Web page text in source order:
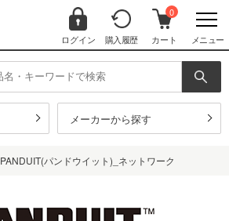
ログイン 購入履歴
0
カート メニュー
メーカーから探す
PANDUIT(パンドウイット)_ネットワーク